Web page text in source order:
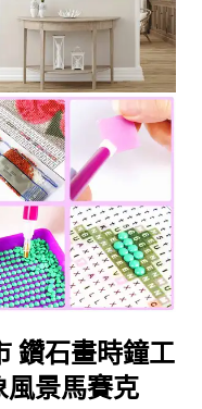
石畫時鐘工
風景馬賽克